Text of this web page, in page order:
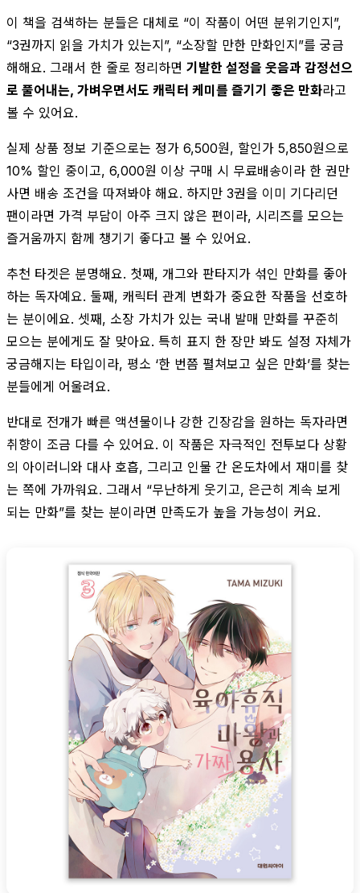
이 책을 검색하는 분들은 대체로 “이 작품이 어떤 분위기인지”,
“3권까지 읽을 가치가 있는지”, “소장할 만한 만화인지”를 궁금
해해요. 그래서 한 줄로 정리하면 기발한 설정을 웃음과 감정선으
로 풀어내는, 가벼우면서도 캐릭터 케미를 즐기기 좋은 만화라고
볼 수 있어요.
실제 상품 정보 기준으로는 정가 6,500원, 할인가 5,850원으로
10% 할인 중이고, 6,000원 이상 구매 시 무료배송이라 한 권만
사면 배송 조건을 따져봐야 해요. 하지만 3권을 이미 기다리던
팬이라면 가격 부담이 아주 크지 않은 편이라, 시리즈를 모으는
즐거움까지 함께 챙기기 좋다고 볼 수 있어요.
추천 타겟은 분명해요. 첫째, 개그와 판타지가 섞인 만화를 좋아
하는 독자예요. 둘째, 캐릭터 관계 변화가 중요한 작품을 선호하
는 분이에요. 셋째, 소장 가치가 있는 국내 발매 만화를 꾸준히
모으는 분에게도 잘 맞아요. 특히 표지 한 장만 봐도 설정 자체가
궁금해지는 타입이라, 평소 ‘한 번쯤 펼쳐보고 싶은 만화’를 찾는
분들에게 어울려요.
반대로 전개가 빠른 액션물이나 강한 긴장감을 원하는 독자라면
취향이 조금 다를 수 있어요. 이 작품은 자극적인 전투보다 상황
의 아이러니와 대사 호흡, 그리고 인물 간 온도차에서 재미를 찾
는 쪽에 가까워요. 그래서 “무난하게 웃기고, 은근히 계속 보게
되는 만화”를 찾는 분이라면 만족도가 높을 가능성이 커요.